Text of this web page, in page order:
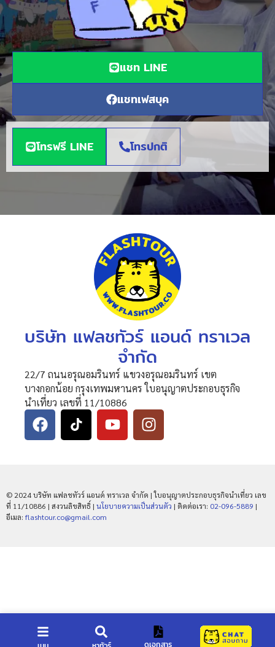
ดูเอกสาร
แชท LINE
แชทเฟสบุค
โทรฟรี LINE โทรปกติ
บริษัท แฟลชทัวร์ แอนด์ ทราเวล
จำกัด
22/7 ถนนอรุณอมรินทร์ แขวงอรุณอมรินทร์ เขต
บางกอกน้อย กรุงเทพมหานคร ใบอนุญาตประกอบธุรกิจ
นำเที่ยว เลขที่ 11/10886
© 2024 บริษัท แฟลชทัวร์ แอนด์ ทราเวล จำกัด | ใบอนุญาตประกอบธุรกิจนำเที่ยว เลข
ที่ 11/10886 | สงวนลิขสิทธิ์ | นโยบายความเป็นส่วนตัว | ติดต่อเรา: 02-096-5889 |
อีเมล: flashtour.co@gmail.com